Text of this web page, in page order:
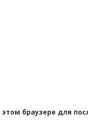
браузере для